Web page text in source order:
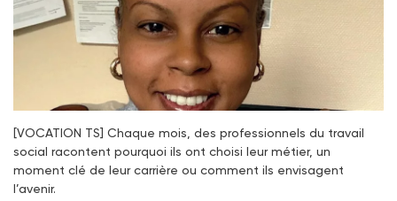
[VOCATION TS] Chaque mois, des professionnels du travail
social racontent pourquoi ils ont choisi leur métier, un
moment clé de leur carrière ou comment ils envisagent
l’avenir.